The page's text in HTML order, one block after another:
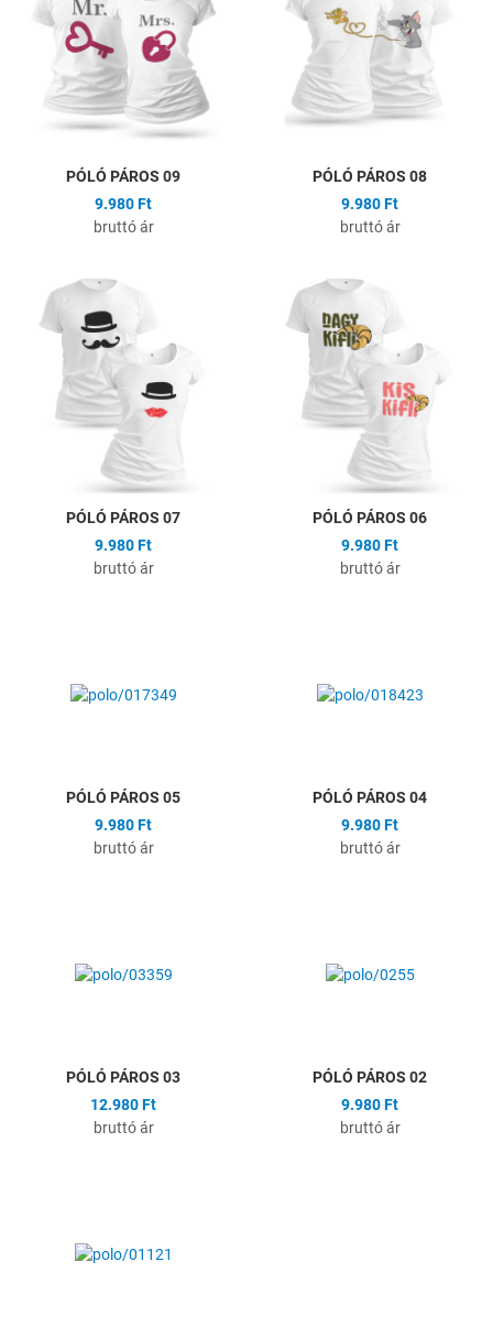
Gyors nézet
PÓLÓ PÁROS 09
9.980 Ft
bruttó ár
PÓLÓ PÁROS 08
9.980 Ft
bruttó ár
Hozzáadás a kívánságlistához
Összehasonlítás
Gyors nézet
PÓLÓ PÁROS 07
9.980 Ft
bruttó ár
PÓLÓ PÁROS 06
9.980 Ft
bruttó ár
Összehasonlítás
PÓLÓ PÁROS 05
9.980 Ft
bruttó ár
PÓLÓ PÁROS 04
9.980 Ft
bruttó ár
Összehasonlítás
PÓLÓ PÁROS 03
12.980 Ft
bruttó ár
PÓLÓ PÁROS 02
9.980 Ft
bruttó ár